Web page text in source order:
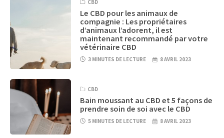
CBD
Le CBD pour les animaux de
compagnie : Les propriétaires
d’animaux l’adorent, il est
maintenant recommandé par votre
vétérinaire CBD
3 MINUTES DE LECTURE 8 AVRIL 2023
CBD
Bain moussant au CBD et 5 façons de
prendre soin de soi avec le CBD
5 MINUTES DE LECTURE 8 AVRIL 2023